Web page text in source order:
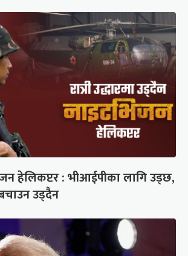
हेलिकप्टर : भीआईपीका लागि उड्छ,
उड्दैन